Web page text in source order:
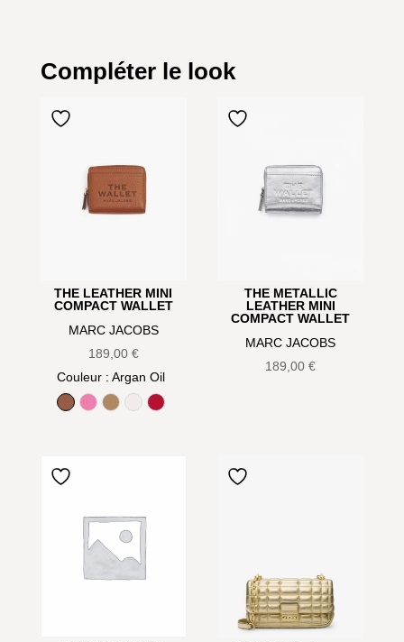
Compléter le look
THE LEATHER MINI
COMPACT WALLET
MARC JACOBS
189,00 €
Couleur : Argan Oil
Argan Oil
Bow pink
CamelCottonTrue Red
THE METALLIC
LEATHER MINI
COMPACT WALLET
MARC JACOBS
189,00€